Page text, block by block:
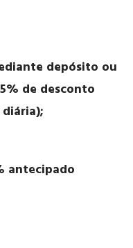
depósito ou
de desconto
antecipado